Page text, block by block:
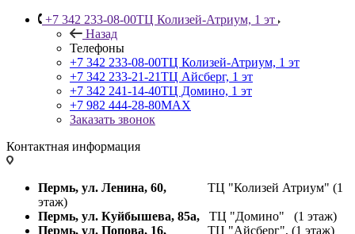
+7 342 233-08-00ТЦ Колизей-Атриум, 1 эт
Назад
Телефоны
+7 342 233-08-00ТЦ Колизей-Атриум, 1 эт
+7 342 233-21-21ТЦ Айсберг, 1 эт
+7 342 241-14-40ТЦ Домино, 1 эт
+7 982 444-28-80MAX
Заказать звонок
Контактная информация
Пермь, ул. Ленина, 60, ТЦ "Колизей Атриум" (1
этаж)
Пермь, ул. Куйбышева, 85а, ТЦ "Домино" (1 этаж)
Пермь, ул. Попова, 16, ТЦ "Айсберг", (1 этаж)